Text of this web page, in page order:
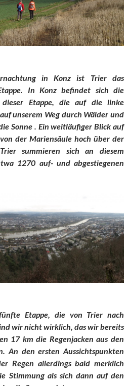
in Konz ist Trier das
In Konz befindet sich die
dieser Etappe, die auf die linke
unserem Weg durch Wälder und
Sonne . Ein weitläufiger Blick auf
der Mariensäule hoch über der
summieren sich an diesem
1270 auf- und abgestiegenen
Etappe, die von Trier nach
wir nicht wirklich, das wir bereits
17 km die Regenjacken aus den
An den ersten Aussichtspunkten
Regen allerdings bald merklich
Stimmung als sich dann auf den